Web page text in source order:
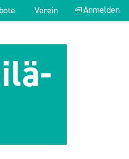
Suche: Anmelden
Verein